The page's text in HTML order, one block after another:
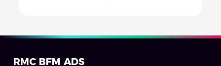
RMC BFM ADS